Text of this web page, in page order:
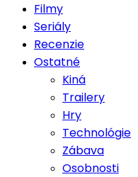
Filmy
Seriály
Recenzie
Ostatné
Kiná
Trailery
Hry
Technológie
Zábava
Osobnosti